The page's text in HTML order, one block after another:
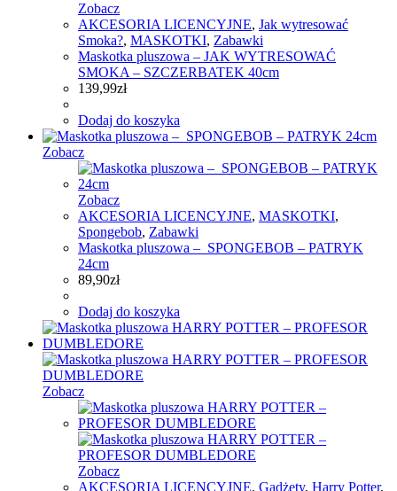
Zobacz
AKCESORIA LICENCYJNE, Jak wytresować
Smoka?, MASKOTKI, Zabawki
Maskotka pluszowa – JAK WYTRESOWAĆ
SMOKA – SZCZERBATEK 40cm
139,99zł
Dodaj do koszyka
Zobacz
Zobacz
AKCESORIA LICENCYJNE, MASKOTKI,
Spongebob, Zabawki
Maskotka pluszowa – SPONGEBOB – PATRYK
24cm
89,90zł
Dodaj do koszyka
Zobacz
Zobacz
AKCESORIA LICENCYJNE, Gadżety, Harry Potter,